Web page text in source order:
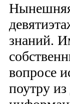
Нынешняя
знаний.
вопросе
поутру